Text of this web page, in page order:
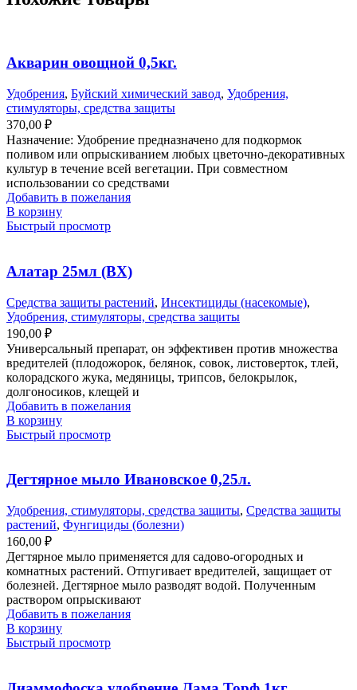
Акварин овощной 0,5кг.
Удобрения, Буйский химический завод, Удобрения,
стимуляторы, средства защиты
370,00 ₽
Назначение: Удобрение предназначено для подкормок
поливом или опрыскиванием любых цветочно-декоративных
культур в течение всей вегетации. При совместном
использовании со средствами
Добавить в пожелания
В корзину
Быстрый просмотр
Алатар 25мл (ВХ)
Средства защиты растений, Инсектициды (насекомые),
Удобрения, стимуляторы, средства защиты
190,00 ₽
Универсальный препарат, он эффективен против множества
вредителей (плодожорок, белянок, совок, листоверток, тлей,
колорадского жука, медяницы, трипсов, белокрылок,
долгоносиков, клещей и
Добавить в пожелания
В корзину
Быстрый просмотр
Дегтярное мыло Ивановское 0,25л.
Удобрения, стимуляторы, средства защиты, Средства защиты
растений, Фунгициды (болезни)
160,00 ₽
Дегтярное мыло применяется для садово-огородных и
комнатных растений. Отпугивает вредителей, защищает от
болезней. Дегтярное мыло разводят водой. Полученным
раствором опрыскивают
Добавить в пожелания
В корзину
Быстрый просмотр